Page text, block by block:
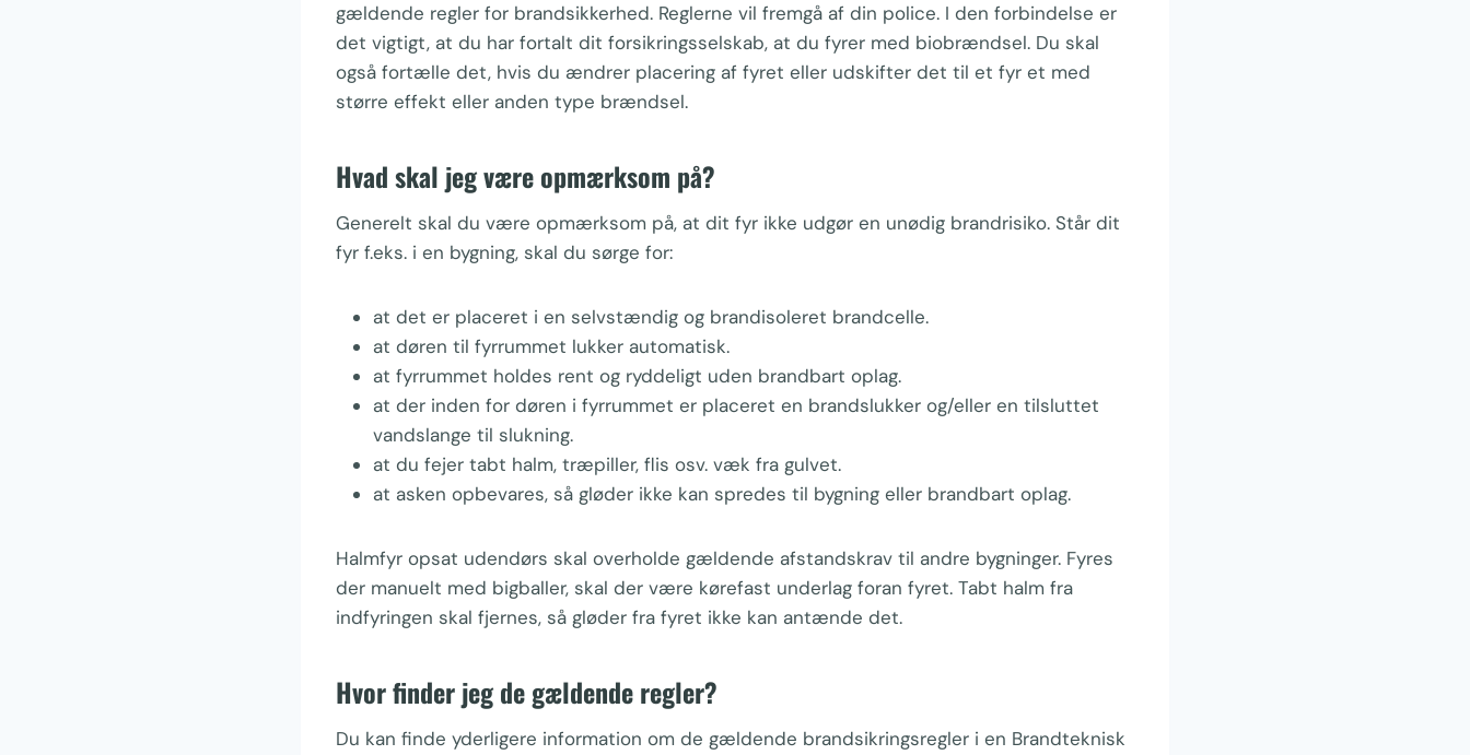
gældende regler for brandsikkerhed. Reglerne vil fremgå af din police. I den forbindelse er
det vigtigt, at du har fortalt dit forsikringsselskab, at du fyrer med biobrændsel. Du skal
også fortælle det, hvis du ændrer placering af fyret eller udskifter det til et fyr et med
større effekt eller anden type brændsel.
Hvad skal jeg være opmærksom på?
Generelt skal du være opmærksom på, at dit fyr ikke udgør en unødig brandrisiko. Står dit
fyr f.eks. i en bygning, skal du sørge for:
at det er placeret i en selvstændig og brandisoleret brandcelle.
at døren til fyrrummet lukker automatisk.
at fyrrummet holdes rent og ryddeligt uden brandbart oplag.
at der inden for døren i fyrrummet er placeret en brandslukker og/eller en tilsluttet
vandslange til slukning.
at du fejer tabt halm, træpiller, flis osv. væk fra gulvet.
at asken opbevares, så gløder ikke kan spredes til bygning eller brandbart oplag.
Halmfyr opsat udendørs skal overholde gældende afstandskrav til andre bygninger. Fyres
der manuelt med bigballer, skal der være kørefast underlag foran fyret. Tabt halm fra
indfyringen skal fjernes, så gløder fra fyret ikke kan antænde det.
Hvor finder jeg de gældende regler?
Du kan finde yderligere information om de gældende brandsikringsregler i en Brandteknisk